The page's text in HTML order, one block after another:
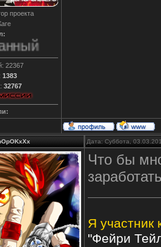
проекта
22367
1383
32767
Дата: Суббота,
Что бы
Я участник
"Фейри